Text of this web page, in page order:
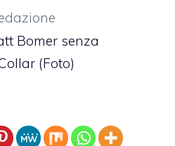
Bomer senza
(Foto)